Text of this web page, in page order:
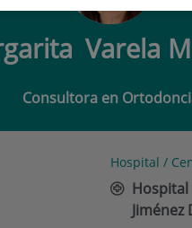
Varela
Consultora en
Hospital /
Jiménez